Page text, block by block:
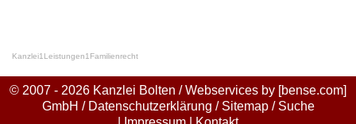
Kanzlei1 Leistungen1 Familienrecht
© 2007 - 2026 Kanzlei Bolten / Webservices by [bense.com]
GmbH / Datenschutzerklärung / Sitemap/ Suche